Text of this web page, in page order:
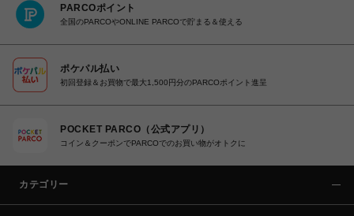
PARCOポイント
全国のPARCOやONLINE PARCOで貯まる＆使える
ポケパル払い
初回登録＆お買物で最大1,500円分のPARCOポイント進呈
POCKET PARCO（公式アプリ）
コイン＆クーポンでPARCOでのお買い物がオトクに
カテゴリー